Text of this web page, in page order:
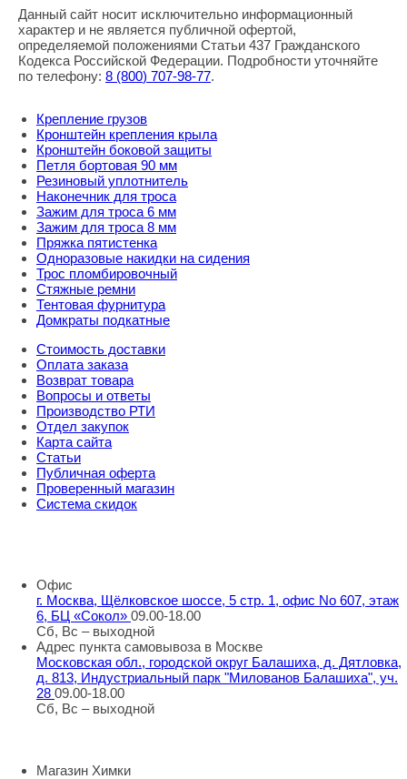
Данный сайт носит исключительно информационный
характер и не является публичной офертой,
определяемой положениями Статьи 437 Гражданского
Кодекса Российской Федерации. Подробности уточняйте
по телефону: 8 (800) 707-98-77.
Крепление грузов
Кронштейн крепления крыла
Кронштейн боковой защиты
Петля бортовая 90 мм
Резиновый уплотнитель
Наконечник для троса
Зажим для троса 6 мм
Зажим для троса 8 мм
Пряжка пятистенка
Одноразовые накидки на сидения
Трос пломбировочный
Стяжные ремни
Тентовая фурнитура
Домкраты подкатные
Стоимость доставки
Оплата заказа
Возврат товара
Вопросы и ответы
Производство РТИ
Отдел закупок
Карта сайта
Статьи
Публичная оферта
Проверенный магазин
Система скидок
Офис
г. Москва, Щёлковское шоссе, 5 стр. 1, офис No 607, этаж
6, БЦ «Сокол» 09.00-18.00
Сб, Вс – выходной
Адрес пункта самовывоза в Москве
Московская обл., городской округ Балашиха, д. Дятловка,
д. 813, Индустриальный парк "Милованов Балашиха", уч.
28 09.00-18.00
Сб, Вс – выходной
Магазин Химки